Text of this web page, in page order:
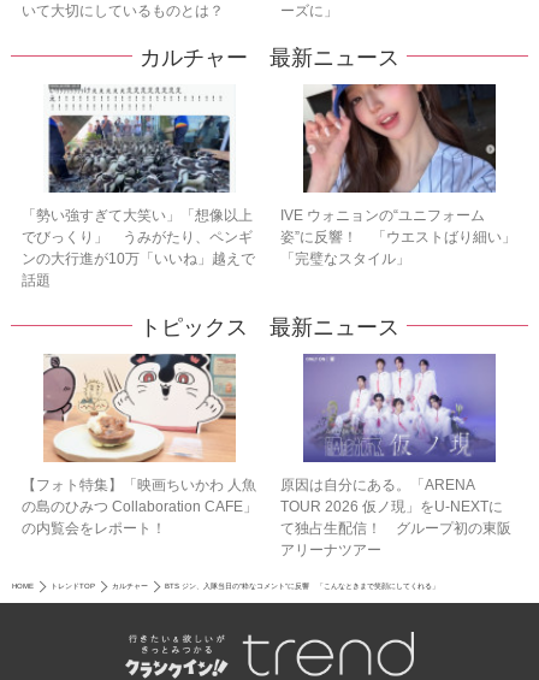
いて大切にしているものとは？
ーズに」
カルチャー 最新ニュース
「勢い強すぎて大笑い」「想像以上
でびっくり」 うみがたり、ペンギ
ンの大行進が10万「いいね」越えで
話題
IVE ウォニョンの“ユニフォーム
姿”に反響！ 「ウエストばり細い」
「完璧なスタイル」
トピックス 最新ニュース
【フォト特集】「映画ちいかわ 人魚
の島のひみつ Collaboration CAFE」
の内覧会をレポート！
原因は自分にある。「ARENA
TOUR 2026 仮ノ現」をU-NEXTに
て独占生配信！ グループ初の東阪
アリーナツアー
HOME トレンドTOP カルチャー BTS ジン、入隊当日の“粋なコメント”に反響 「こんなときまで笑顔にしてくれる」